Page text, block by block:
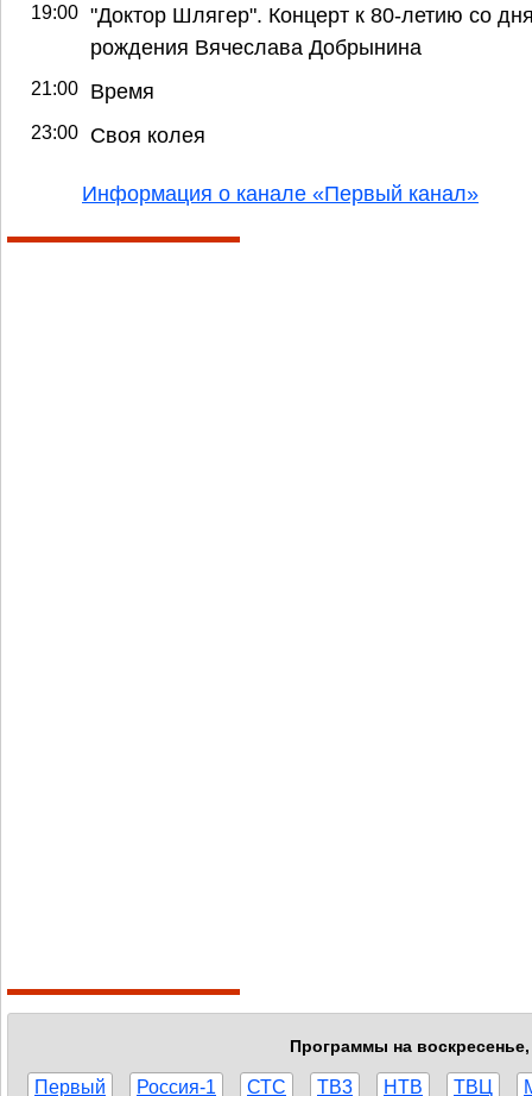
19:00 "Доктор Шлягер". Концерт к 80-летию со
рождения Вячеслава Добрынина
21:00 Время
23:00 Своя колея
Информация о канале «Первый канал»
Программы на воскресенье,
Первый Россия-1 СТС ТВ3 НТВ ТВЦ